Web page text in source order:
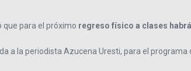
que para el próximo regreso físico a clases
a la periodista Azucena Uresti, para el